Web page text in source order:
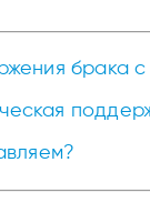
брака